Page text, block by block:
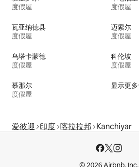
度假屋
度假屋
瓦亚纳德县
度假屋
迈索尔
度假屋
乌塔卡蒙德
度假屋
科伦坡
度假屋
慕那尔
度假屋
显示更多
爱彼迎 印度 喀拉拉邦 Kanchiyar
© 2026 Airbnb, Inc.